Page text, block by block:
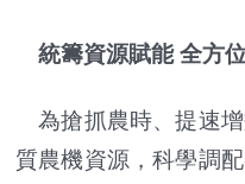
統籌資源賦能 全方
為搶抓農時、提速
質農機資源，科學調